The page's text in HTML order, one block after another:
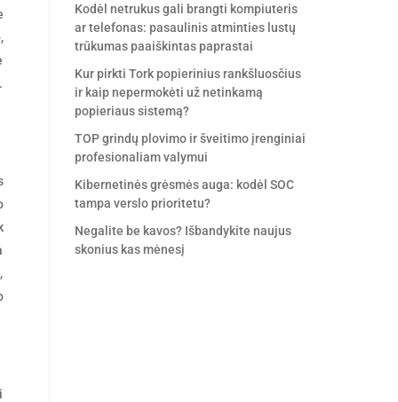
Kodėl netrukus gali brangti kompiuteris
ar telefonas: pasaulinis atminties lustų
trūkumas paaiškintas paprastai
Kur pirkti Tork popierinius rankšluosčius
ir kaip nepermokėti už netinkamą
popieriaus sistemą?
TOP grindų plovimo ir šveitimo įrenginiai
profesionaliam valymui
Kibernetinės grėsmės auga: kodėl SOC
tampa verslo prioritetu?
Negalite be kavos? Išbandykite naujus
skonius kas mėnesį